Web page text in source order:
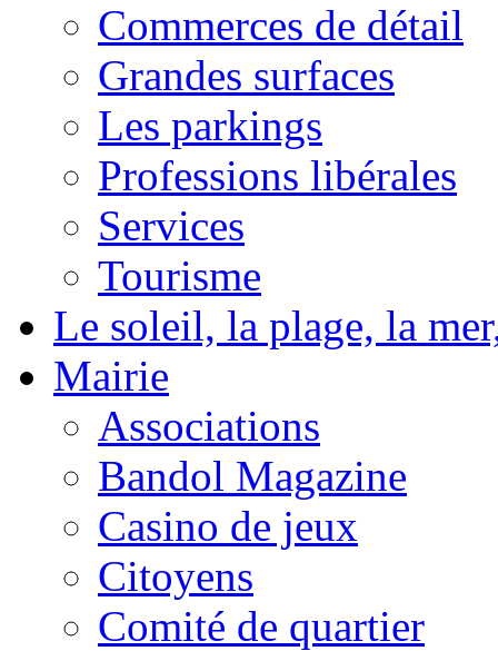
Commerces de détail
Grandes surfaces
Les parkings
Professions libérales
Services
Tourisme
Le soleil, la plage, la
Mairie
Associations
Bandol Magazine
Casino de jeux
Citoyens
Comité de quartier